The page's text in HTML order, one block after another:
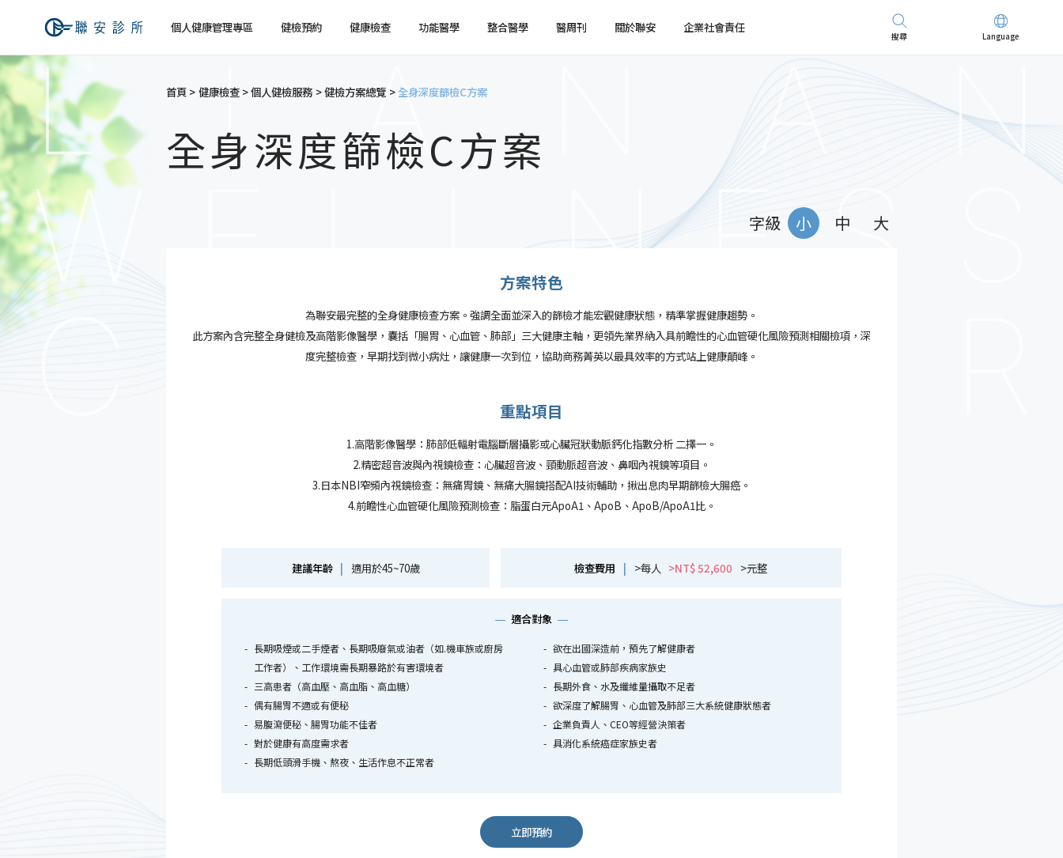
個人健康管理專區 健檢預約
健檢預約 個人健檢預約 企業健檢預約
健康檢查
健康檢查 個人健檢服務 企業健檢服務
功能醫學 整合醫學 醫周刊 關於聯安
關於聯安 經營理念 服務特色 最新消息
交通資訊 環境介紹 企業集團
企業社會責任
搜尋 Language
首頁 健康檢查 個人健檢服務 健檢方案總覽 全身深度篩檢C方案
全身深度篩檢C方案
字級 小 中 大
方案特色
為聯安最完整的全身健康檢查方案。強調全面並深入的篩檢才能宏觀健康狀態，精準掌握健康趨勢。
此方案內含完整全身健檢及高階影像醫學，囊括「腸胃、心血管、肺部」三大健康主軸，更領先業界納入具前瞻性的心血管硬化風險預測相關檢項，深
度完整檢查，早期找到微小病灶，讓健康一次到位，協助商務菁英以最具效率的方式站上健康顛峰。
重點項目
1.高階影像醫學：肺部低輻射電腦斷層攝影或心臟冠狀動脈鈣化指數分析 二擇一。
2.精密超音波與內視鏡檢查：心臟超音波、頸動脈超音波、鼻咽內視鏡等項目。
3.日本NBI窄頻內視鏡檢查：無痛胃鏡、無痛大腸鏡搭配AI技術輔助，揪出息肉早期篩檢大腸癌。
4.前瞻性心血管硬化風險預測檢查：脂蛋白元ApoA1、ApoB、ApoB/ApoA1比。
建議年齡 | 適用於45~70歲 檢查費用 | >每人 >NT$ 52,600 >元整
適合對象
長期吸煙或二手煙者、長期吸廢氣或油者（如.機車族或廚房
工作者）、工作環境需長期暴路於有害環境者
三高患者（高血壓、高血脂、高血糖）
偶有腸胃不適或有便秘
易腹瀉便秘、腸胃功能不佳者
對於健康有高度需求者
長期低頭滑手機、熬夜、生活作息不正常者
欲在出國深造前，預先了解健康者
具心血管或肺部疾病家族史
長期外食、水及纖維量攝取不足者
欲深度了解腸胃、心血管及肺部三大系統健康狀態者
企業負責人、CEO等經營決策者
具消化系統癌症家族史者
立即預約